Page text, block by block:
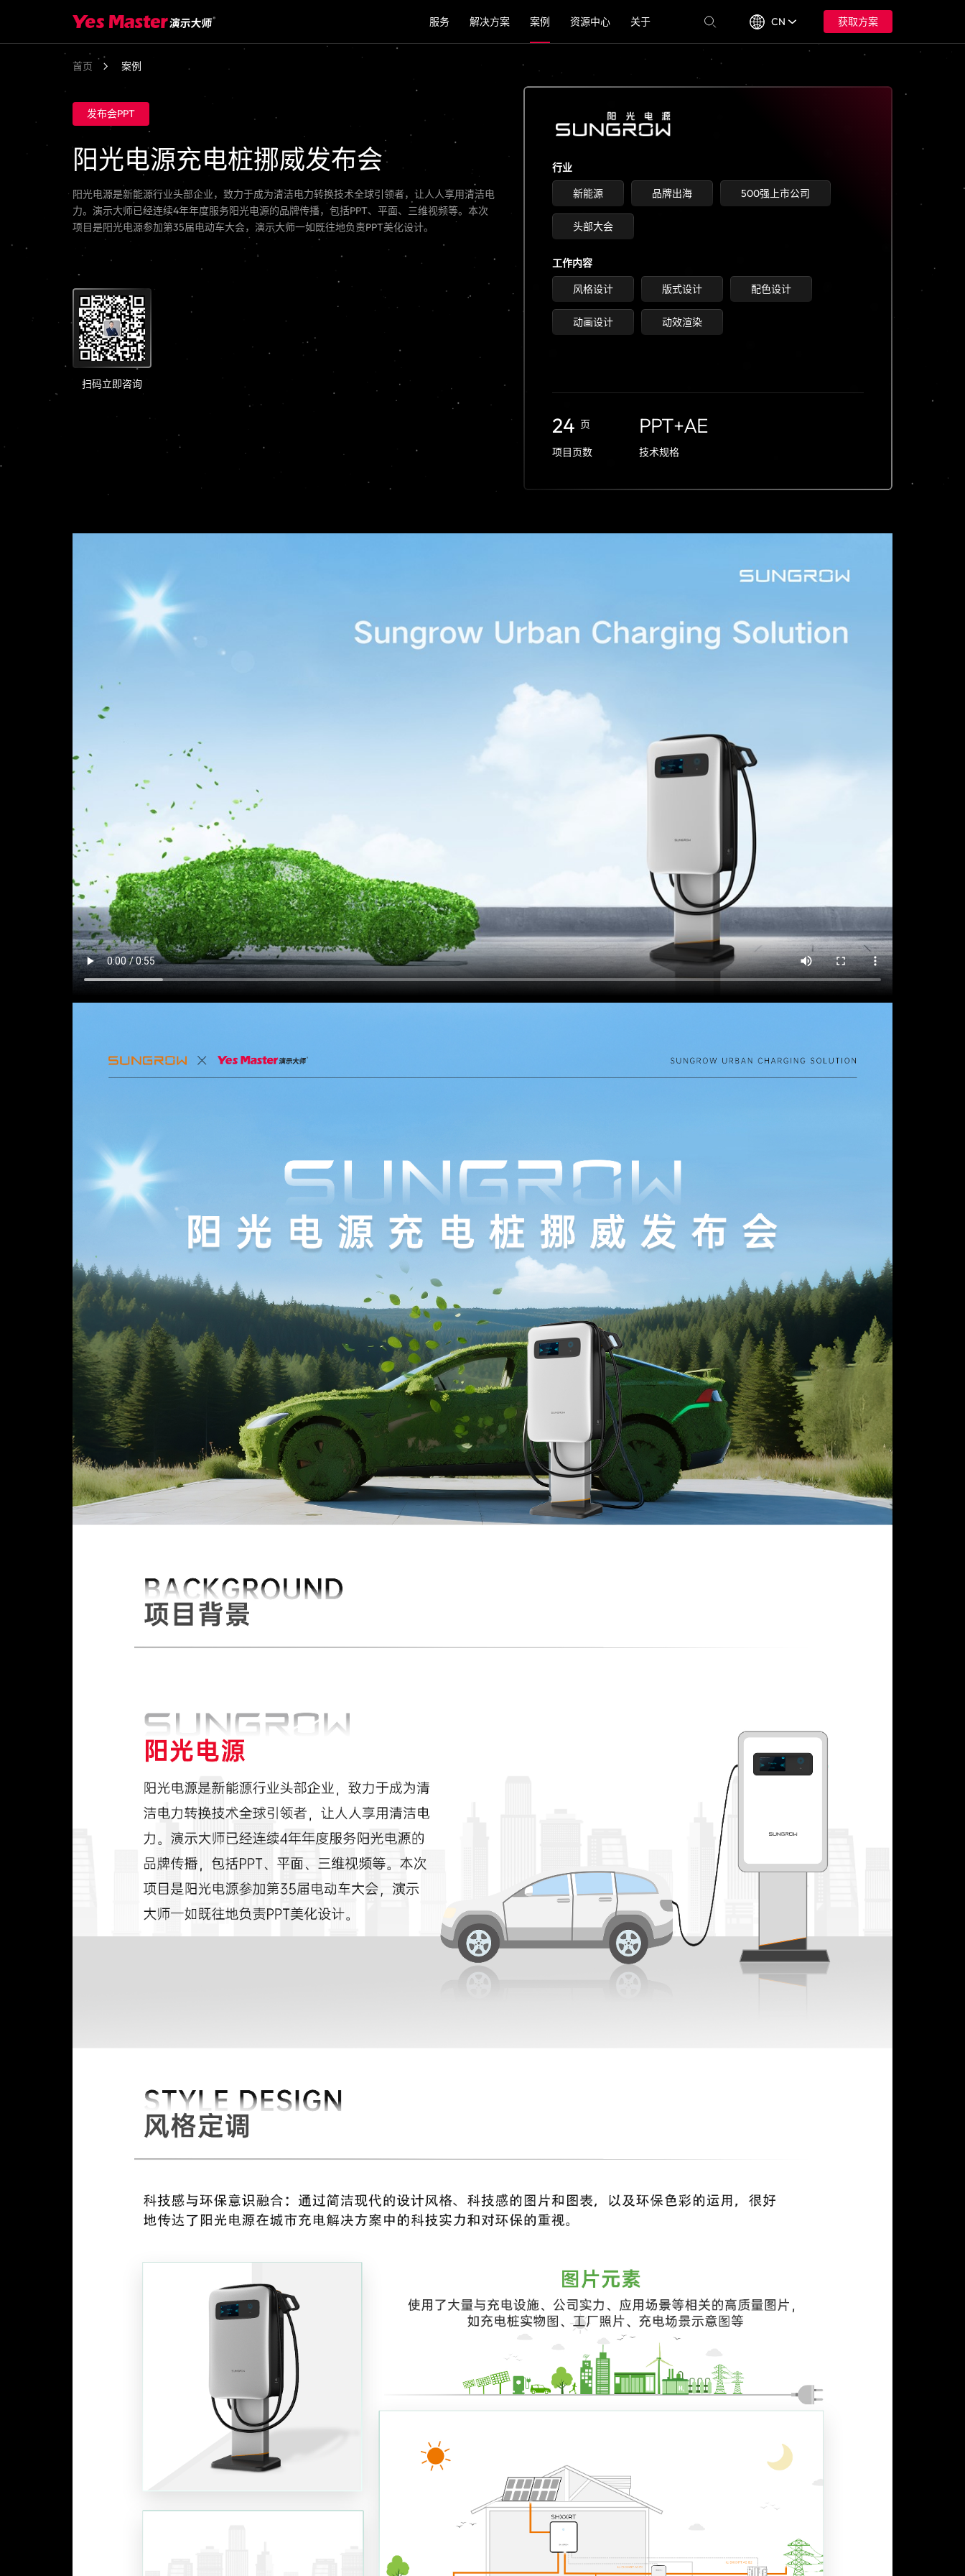
服务 解决方案 案例 资源中心 关于 CN 获取方案
首页 案例
发布会PPT
阳光电源充电桩挪威发布会
阳光电源是新能源行业头部企业，致力于成为清洁电力转换技术全球引领者，让人人享用清洁电
力。演示大师已经连续4年年度服务阳光电源的品牌传播，包括PPT、平面、三维视频等。本次
项目是阳光电源参加第35届电动车大会，演示大师一如既往地负责PPT美化设计。
扫码立即咨询
行业
新能源
品牌出海 500强上市公司
头部大会
工作内容
风格设计
版式设计 配色设计
动画设计 动效渲染
24 页
项目页数
PPT+AE
技术规格